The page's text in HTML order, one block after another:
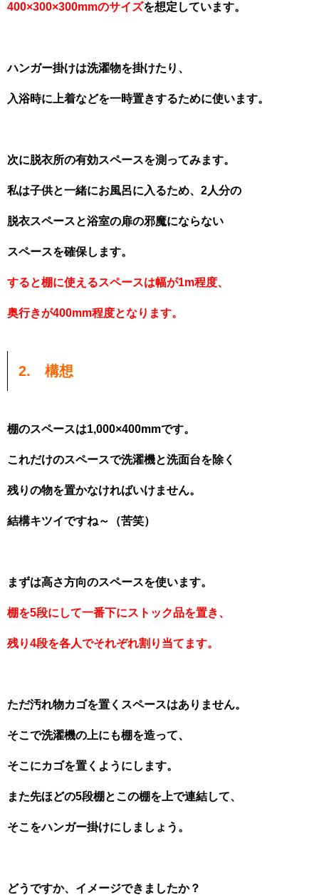
400×300×300mmのサイズを想定しています。
ハンガー掛けは洗濯物を掛けたり、
入浴時に上着などを一時置きするために使います。
次に脱衣所の有効スペースを測ってみます。
私は子供と一緒にお風呂に入るため、2人分の
脱衣スペースと浴室の扉の邪魔にならない
スペースを確保します。
すると棚に使えるスペースは幅が1m程度、
奥行きが400mm程度となります。
2. 構想
棚のスペースは1,000×400mmです。
これだけのスペースで洗濯機と洗面台を除く
残りの物を置かなければいけません。
結構キツイですね～（苦笑）
まずは高さ方向のスペースを使います。
棚を5段にして一番下にストック品を置き、
残り4段を各人でそれぞれ割り当てます。
ただ汚れ物カゴを置くスペースはありません。
そこで洗濯機の上にも棚を造って、
そこにカゴを置くようにします。
また先ほどの5段棚とこの棚を上で連結して、
そこをハンガー掛けにしましょう。
どうですか、イメージできましたか？